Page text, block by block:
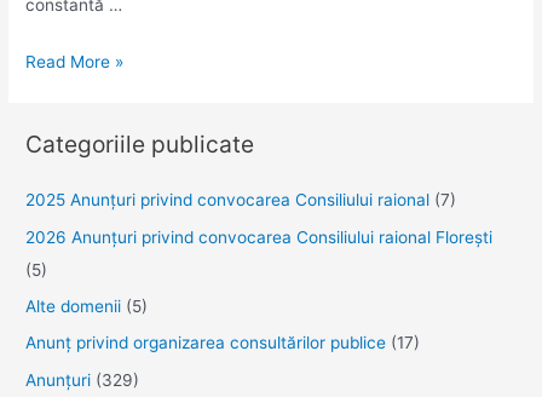
constantă …
Mesaj
cu
Zilei
Internaționale
a
Asistenților
Medicali
Read More »
Categoriile publicate
2025 Anunţuri privind convocarea Consiliului raional (7)
2026 Anunțuri privind convocarea Consiliului raional Florești
(5)
Alte domenii (5)
Anunţ privind organizarea consultărilor publice (17)
Anunţuri (329)